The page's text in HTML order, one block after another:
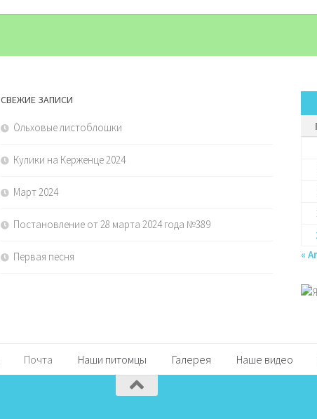
СВЕЖИЕ ЗАПИСИ
Ольховые листоблошки
Кулики на Керженце 2024
Март 2024
Постановление от 28 марта 2024 года №389
Первая песня
«
Почта Наши питомцы Галерея Наше видео